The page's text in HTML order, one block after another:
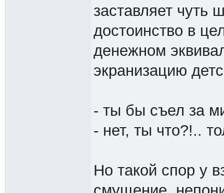
заставляет чуть
достоинство в
денежном
экранизацию
- ты бы съел за
- нет, ты что?!..
Но такой спор у